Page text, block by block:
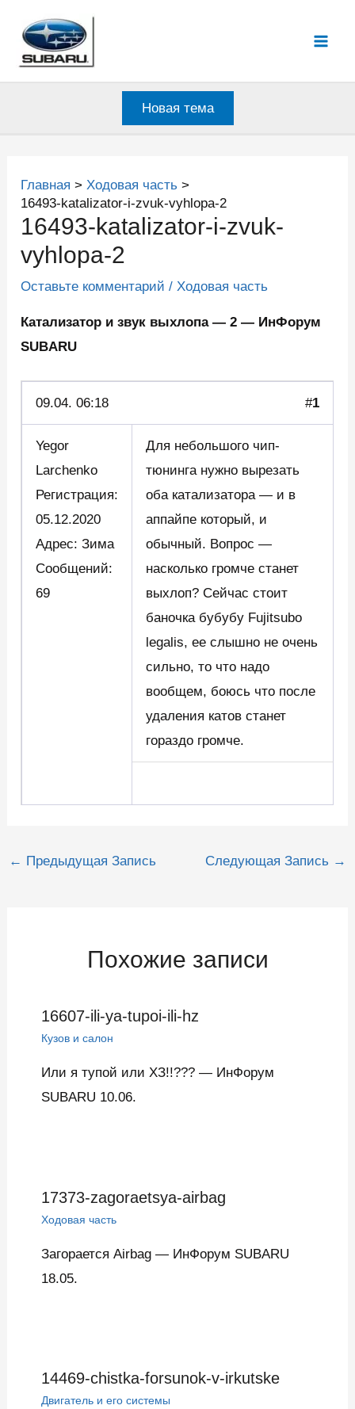
содержимому
Новая тема
Главная
Ходовая часть
16493-katalizator-i-zvuk-vyhlopa-2
16493-katalizator-i-zvuk-
vyhlopa-2
Оставьте комментарий /Ходовая часть
Катализатор и звук выхлопа — 2 — ИнФорум
SUBARU
09.04. 06:18 #1
Yegor
Larchenko
Регистрация:
05.12.2020
Адрес: Зима
Сообщений:
69
Для небольшого чип-
тюнинга нужно вырезать
оба катализатора — и в
аппайпе который, и
обычный. Вопрос —
насколько громче станет
выхлоп? Сейчас стоит
баночка бубубу Fujitsubo
legalis, ее слышно не очень
сильно, то что надо
вообщем, боюсь что после
удаления катов станет
гораздо громче.
Навигация
← Предыдущая Запись Следующая Запись →
Похожие записи
16607-ili-ya-tupoi-ili-hz
Кузов и салон
Или я тупой или ХЗ!!??? — ИнФорум
SUBARU 10.06.
17373-zagoraetsya-airbag
Ходовая часть
Загорается Airbag — ИнФорум SUBARU
18.05.
14469-chistka-forsunok-v-irkutske
Двигатель и его системы